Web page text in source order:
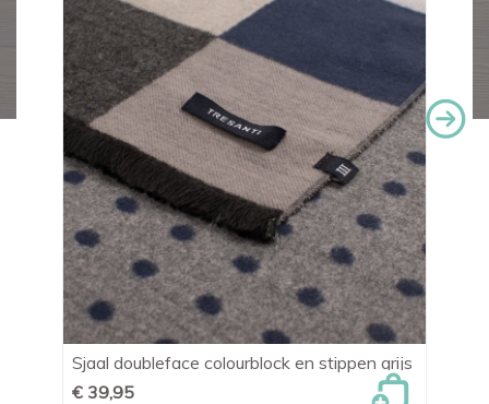
Sjaal doubleface colourblock en stippen grijs
€ 39,95